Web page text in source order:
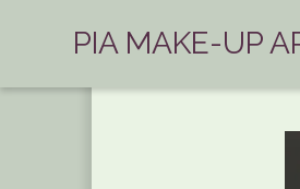
PIA MAKE-UP